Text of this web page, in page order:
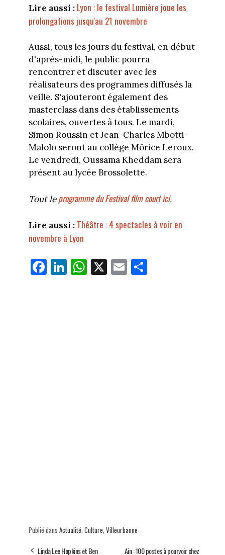
Lire aussi : Lyon : le festival Lumière joue les
prolongations jusqu'au 21 novembre
Aussi, tous les jours du festival, en début
d'après-midi, le public pourra
rencontrer et discuter avec les
réalisateurs des programmes diffusés la
veille. S'ajouteront également des
masterclass dans des établissements
scolaires, ouvertes à tous. Le mardi,
Simon Roussin et Jean-Charles Mbotti-
Malolo seront au collège Môrice Leroux.
Le vendredi, Oussama Kheddam sera
présent au lycée Brossolette.
Tout leprogramme du Festival film court ici.
Lire aussi : Théâtre : 4 spectacles à voir en
novembre à Lyon
Fa
ce
Li
nk
W
ha
X E
m
Pa
rt
Publié dans Actualité Culture Villeurbanne
Linda Lee Hopkins et Ben Ain : 100 postes à pourvoir chez